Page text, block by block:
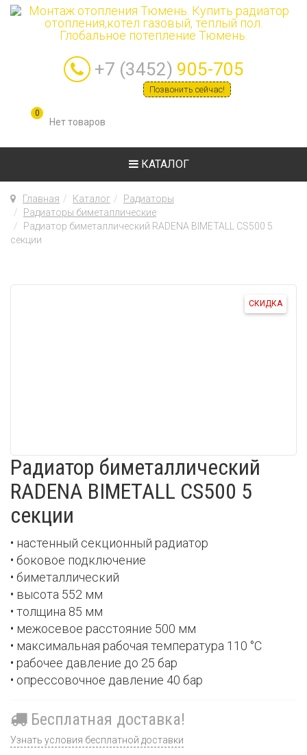
+7 (3452) 905-705
Позвонить сейчас!
0
КАТАЛОГ
Главная Каталог
Радиаторы
Радиаторы биметаллические
Радиатор биметаллический RADENA BIMETALL CS500 5
секции
СКИДКА
Радиатор биметаллический
RADENA BIMETALL CS500 5
секции
• настенный секционный радиатор
• боковое подключение
• биметаллический
• высота 552 мм
• толщина 85 мм
• межосевое расстояние 500 мм
• максимальная рабочая температура 110 °С
• рабочее давление до 25 бар
• опрессовочное давление 40 бар
Бесплатная доставка!
Узнать условия бесплатной доставки